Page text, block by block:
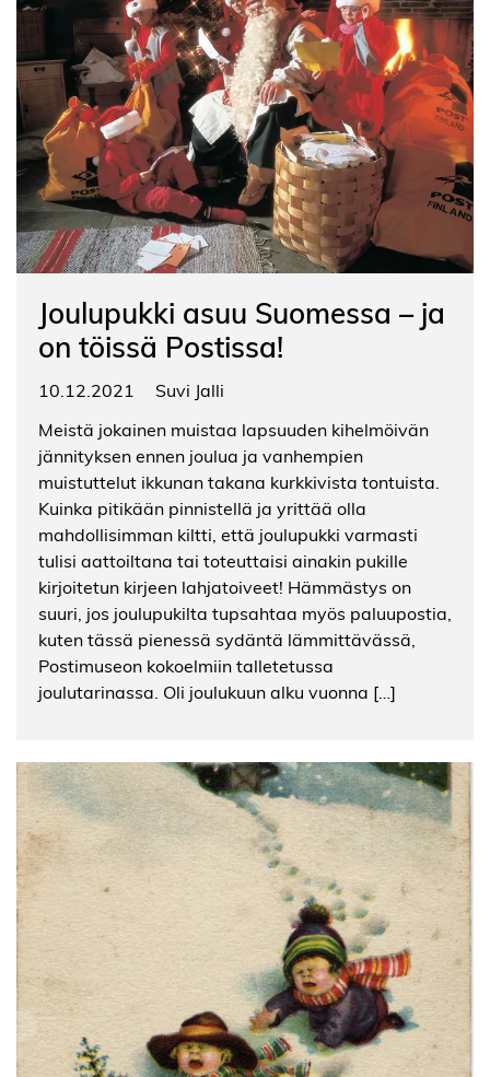
Joulupukki asuu Suomessa – ja
on töissä Postissa!
10.12.2021
Suvi Jalli
Meistä jokainen muistaa lapsuuden kihelmöivän
jännityksen ennen joulua ja vanhempien
muistuttelut ikkunan takana kurkkivista tontuista.
Kuinka pitikään pinnistellä ja yrittää olla
mahdollisimman kiltti, että joulupukki varmasti
tulisi aattoiltana tai toteuttaisi ainakin pukille
kirjoitetun kirjeen lahjatoiveet! Hämmästys on
suuri, jos joulupukilta tupsahtaa myös paluupostia,
kuten tässä pienessä sydäntä lämmittävässä,
Postimuseon kokoelmiin talletetussa
joulutarinassa. Oli joulukuun alku vuonna […]